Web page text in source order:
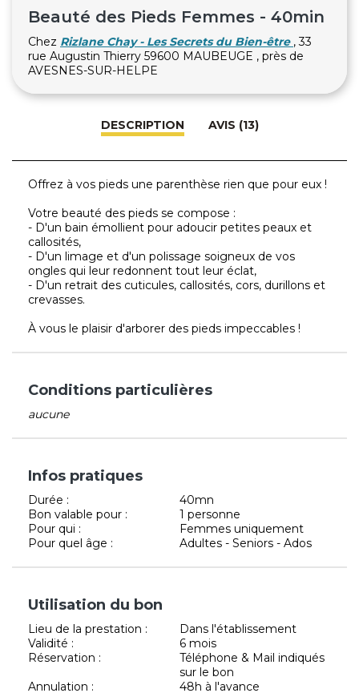
Beauté des Pieds Femmes - 40min
Chez Rizlane Chay - Les Secrets du Bien-être , 33
rue Augustin Thierry 59600 MAUBEUGE , près de
AVESNES-SUR-HELPE
DESCRIPTION AVIS (13)
Offrez à vos pieds une parenthèse rien que pour eux !
Votre beauté des pieds se compose :
- D'un bain émollient pour adoucir petites peaux et
callosités,
- D'un limage et d'un polissage soigneux de vos
ongles qui leur redonnent tout leur éclat,
- D'un retrait des cuticules, callosités, cors, durillons et
crevasses.
À vous le plaisir d'arborer des pieds impeccables !
Conditions particulières
aucune
Infos pratiques
Durée :
40mn
Bon valable pour :
1 personne
Pour qui :
Femmes uniquement
Pour quel âge :
Adultes - Seniors - Ados
Utilisation du bon
Lieu de la prestation :
Dans l'établissement
Validité :
6 mois
Réservation :
Téléphone & Mail indiqués
sur le bon
Annulation :
48h à l'avance